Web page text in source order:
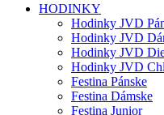
HODINKY
Hodinky JVD
Hodinky JVD
Hodinky JVD
Hodinky JVD
Festina Pánske
Festina Dámske
Festina Junior